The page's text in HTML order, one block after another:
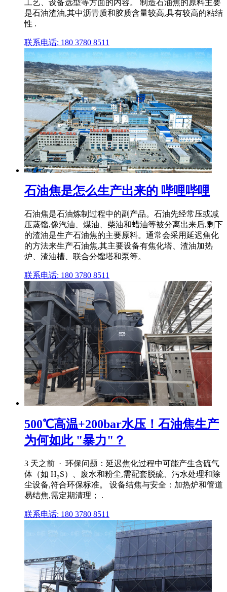
工艺、设备选型等方面的内容。 制造石油焦的原料主要
是石油渣油,其中沥青质和胶质含量较高,具有较高的粘结
性 .
联系电话: 180 3780 8511
石油焦是怎么生产出来的 哔哩哔哩
石油焦是石油炼制过程中的副产品。石油先经常压或减
压蒸馏,像汽油、煤油、柴油和蜡油等被分离出来后,剩下
的渣油是生产石油焦的主要原料。通常会采用延迟焦化
的方法来生产石油焦,其主要设备有焦化塔、渣油加热
炉、渣油槽、联合分馏塔和泵等。
联系电话: 180 3780 8511
500℃高温+200bar水压！石油焦生产
为何如此 "暴力"？
3 天之前 · 环保问题：延迟焦化过程中可能产生含硫气
体（如 H₂S）、废水和粉尘,需配套脱硫、污水处理和除
尘设备,符合环保标准。 设备结焦与安全：加热炉和管道
易结焦,需定期清理； .
联系电话: 180 3780 8511